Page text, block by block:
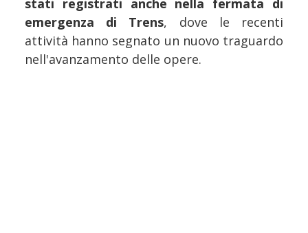
stati registrati anche nella fermata di
emergenza di Trens, dove le recenti
attività hanno segnato un nuovo traguardo
nell'avanzamento delle opere.